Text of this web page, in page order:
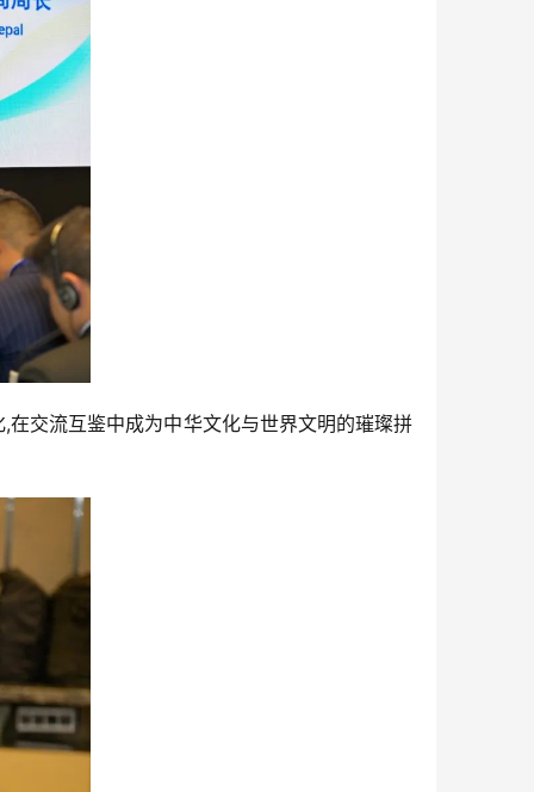
交流互鉴中成为中华文化与世界文明的璀璨拼